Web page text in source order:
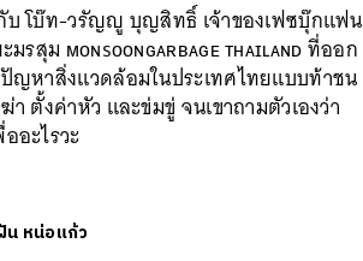
โบ๊ท-วรัญญู บุญสิทธิ์ เจ้าของเฟซบุ๊กแฟน
มรสุม ᴍᴏɴsᴏᴏɴɢᴀʀʙᴀɢᴇ ᴛʜᴀɪʟᴀɴᴅ ที่ออก
ญหาสิ่งแวดล้อมในประเทศไทยแบบท้าชน
า ตั้งค่าหัว และข่มขู่ จนเขาถามตัวเองว่า
อะไรวะ
น หน่อแก้ว